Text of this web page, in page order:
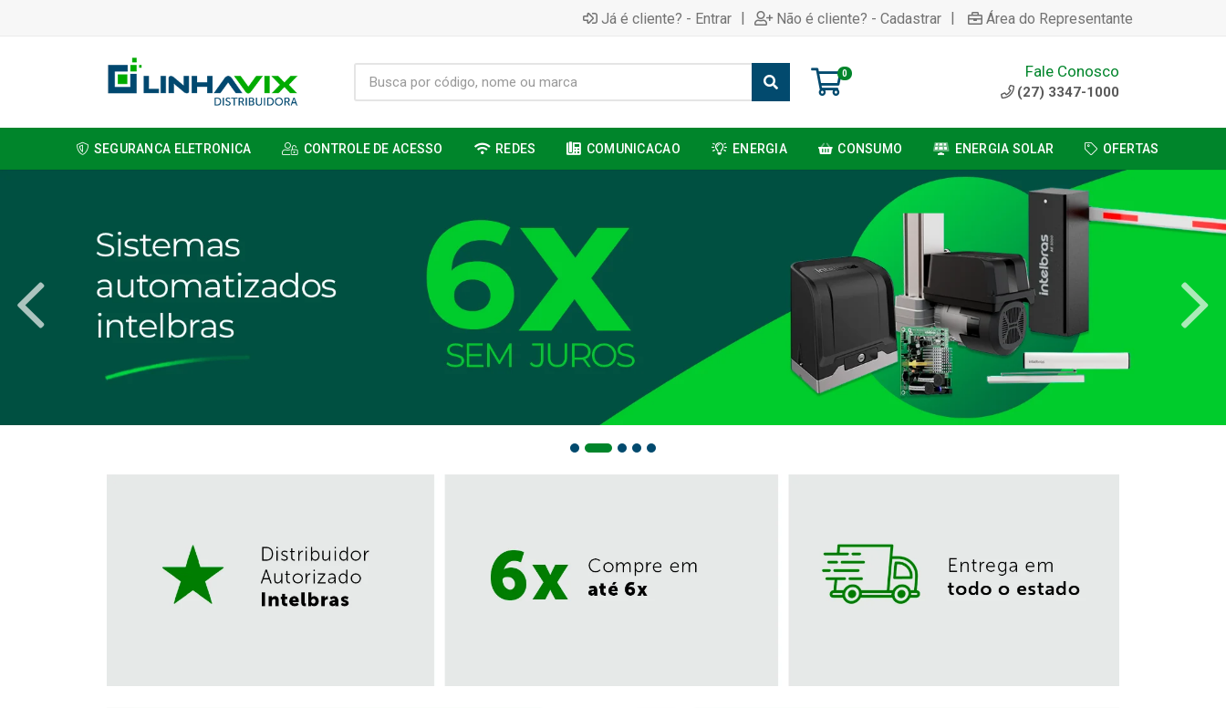
Já é cliente? - Entrar | Não é cliente? - Cadastrar | Área do Representante
0 Fale Conosco
(27) 3347-1000
SEGURANCA ELETRONICA CONTROLE DE ACESSO REDES COMUNICACAO ENERGIA CONSUMO ENERGIA SOLAR OFERTAS